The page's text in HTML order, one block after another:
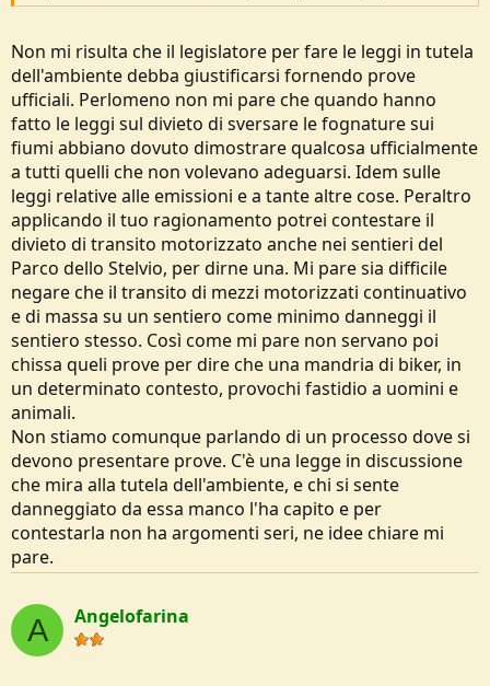
Non mi risulta che il legislatore per fare le leggi in tutela
dell'ambiente debba giustificarsi fornendo prove
ufficiali. Perlomeno non mi pare che quando hanno
fatto le leggi sul divieto di sversare le fognature sui
fiumi abbiano dovuto dimostrare qualcosa ufficialmente
a tutti quelli che non volevano adeguarsi. Idem sulle
leggi relative alle emissioni e a tante altre cose. Peraltro
applicando il tuo ragionamento potrei contestare il
divieto di transito motorizzato anche nei sentieri del
Parco dello Stelvio, per dirne una. Mi pare sia difficile
negare che il transito di mezzi motorizzati continuativo
e di massa su un sentiero come minimo danneggi il
sentiero stesso. Così come mi pare non servano poi
chissa queli prove per dire che una mandria di biker, in
un determinato contesto, provochi fastidio a uomini e
animali.
Non stiamo comunque parlando di un processo dove si
devono presentare prove. C'è una legge in discussione
che mira alla tutela dell'ambiente, e chi si sente
danneggiato da essa manco l'ha capito e per
contestarla non ha argomenti seri, ne idee chiare mi
pare.
A Angelofarina